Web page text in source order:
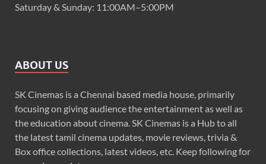
Saturday & Sunday: 11:00AM–5:00PM
ABOUT US
SK Cinemas is a Chennai based media house, primarily
focusing on giving audience the entertainment as well as
the education about cinema. SK Cinemas is a Hub to all
the latest tamil cinema updates, movie reviews, trivia &
Box office collections, latest videos, etc. Keep following for